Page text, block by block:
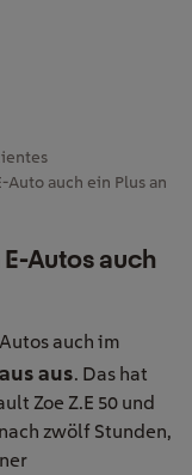
auch ein Plus an
Autos auch
auch im
aus. Das hat
Zoe Z.E 50 und
zwölf Stunden,